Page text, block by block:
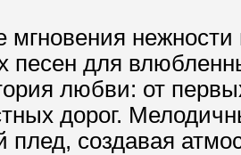
мгновения
песен для
любви: от
дорог.
плед, создавая